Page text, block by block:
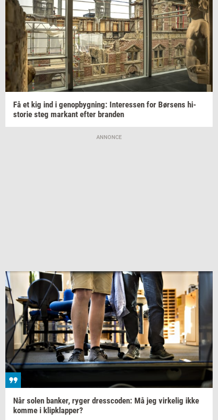
Få et kig ind i genop­byg­ning: In­ter­es­sen for Bør­sens hi­
sto­rie steg mar­kant efter bran­den
ANNONCE
Når solen ban­ker, ryger dres­sco­den: Må jeg vir­ke­lig ikke
komme i klipklap­per?